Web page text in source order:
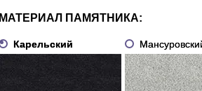
МАТЕРИАЛ ПАМЯТНИКА:
Карельский